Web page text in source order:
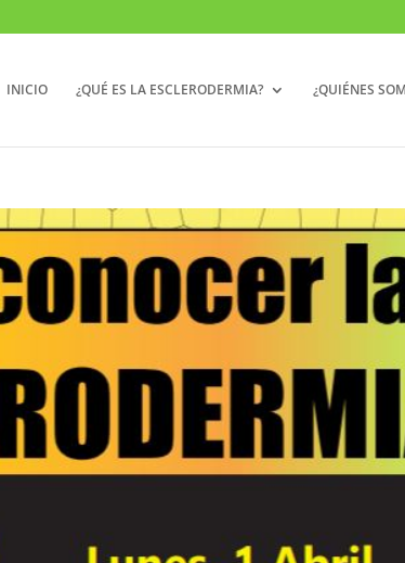
INICIO ¿QUÉ ES LA ESCLERODERMIA? ¿QUIÉNES